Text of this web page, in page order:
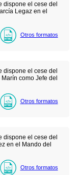
dispone el cese del
Legaz en el
Otros formatos
dispone el cese del
como Jefe del
Otros formatos
dispone el cese del
en el Mando del
Otros formatos